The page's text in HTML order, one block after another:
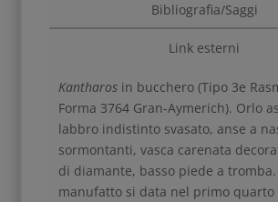
Bibliografia/Saggi
Link esterni
Kantharos in bucchero (Tipo 3e
Forma 3764 Gran-Aymerich). Orlo
labbro indistinto svasato, anse a
sormontanti, vasca carenata
di diamante, basso piede a
manufatto si data nel primo quarto